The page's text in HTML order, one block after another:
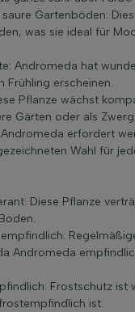
Gartenböden:
was sie ideal für
Andromeda hat
Frühling erscheinen.
Pflanze wächst
Gärten oder als
erfordert
Wahl für
Diese Pflanze
Andromeda
Frostschutz ist
ist.